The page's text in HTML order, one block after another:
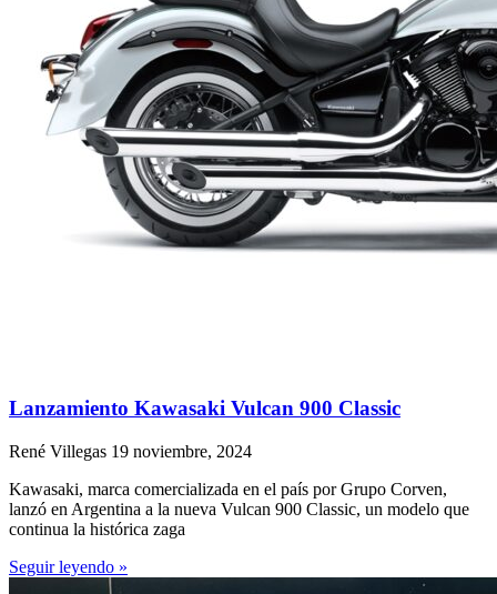
Lanzamiento Kawasaki Vulcan 900 Classic
René Villegas 19 noviembre, 2024
Kawasaki, marca comercializada en el país por Grupo Corven,
lanzó en Argentina a la nueva Vulcan 900 Classic, un modelo que
continua la histórica zaga
Seguir leyendo »